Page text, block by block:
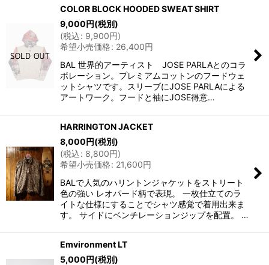
COLOR BLOCK HOODED SWEAT SHIRT
9,000円(税別)
(税込: 9,900円)
希望小売価格: 26,400円
BAL 世界的アーティスト JOSE PARLAとのコラ
ボレーション。プレミアムコットンのフードウェ
ットシャツです。スリーブにJOSE PARLAによる
アートワーク。フードと袖にJOSE得意…
HARRINGTON JACKET
8,000円(税別)
(税込: 8,800円)
希望小売価格: 21,600円
BALで人気のハリントンジャケットをストリート
色の強い レオパード柄で表現。 一枚仕立てのラ
イトな仕様にすることでシャツ感覚で着用出来ま
す。 サイドにベンチレーションジップを配置。 …
Emvironment LT
5,000円(税別)